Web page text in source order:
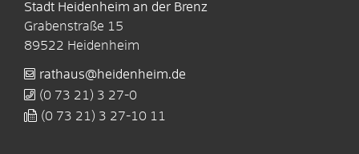
Stadt Heidenheim an der Brenz
Grabenstraße 15
89522 Heidenheim
rathaus@heidenheim.de
(0 73 21) 3 27-0
(0 73 21) 3 27-10 11